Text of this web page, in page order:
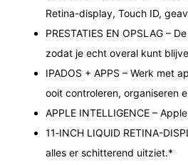
Retina-display, Touch ID,
PRESTATIES EN OPSLAG –
zodat je echt overal kunt
IPADOS + APPS – Werk met
ooit controleren, organiseren
APPLE INTELLIGENCE –
11‑INCH LIQUID RETINA-
alles er schitterend uitziet.*